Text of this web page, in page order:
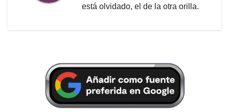
está olvidado, el de la otra orilla.